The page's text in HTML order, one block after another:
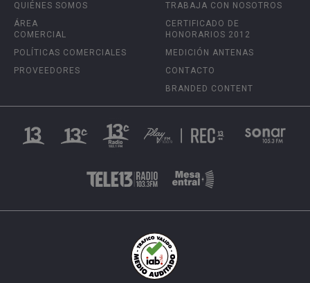
QUIÉNES SOMOS
ÁREA
COMERCIAL
POLÍTICAS COMERCIALES
PROVEEDORES
TRABAJA CON NOSOTROS
CERTIFICADO DE
HONORARIOS 2012
MEDICIÓN ANTENAS
CONTACTO
BRANDED CONTENT